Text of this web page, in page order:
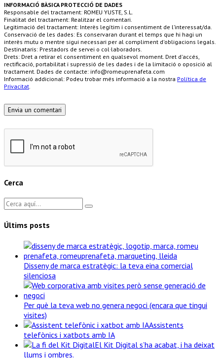
INFORMACIÓ BÀSICA PROTECCIÓ DE DADES
Responsable del tractament: ROMEU YUSTE, S.L.
Finalitat del tractament: Realitzar el comentari.
Legitimació del tractament: Interès legítim i consentiment de l’interessat/da.
Conservació de les dades: Es conservaran durant el temps que hi hagi un
interès mutu o mentre sigui necessari per al compliment d'obligacions legals.
Destinataris: Prestadors de servei o col·laboradors.
Drets: Dret a retirar el consentiment en qualsevol moment. Dret d'accés,
rectificació, portabilitat i supressió de les dades i de la limitació o oposició al
tractament. Dades de contacte: info@romeuprenafeta.com
Informació addicional: Podeu trobar més informació a la nostra Política de
Privacitat
Cerca
Últims posts
Disseny de marca estratègic: la teva eina comercial
silenciosa
Per què la teva web no genera negoci (encara que tingui
visites)
Assistents
telefònics i xatbots amb IA
El Kit Digital s’ha acabat, i ha deixat
llums i ombres.